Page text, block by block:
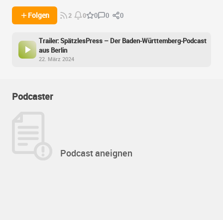
Folgen 2 0 0 0 0
Trailer: SpätzlesPress – Der Baden-Württemberg-Podcast
aus Berlin
22. März 2024
Podcaster
Podcast aneignen